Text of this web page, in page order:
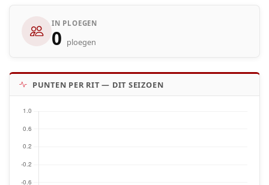
IN PLOEGEN
0 ploegen
PUNTEN PER RIT — DIT SEIZOEN